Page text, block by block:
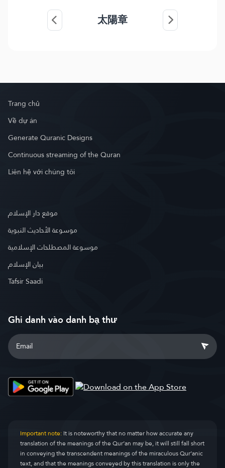
太陽章
Trang chủ
Về dự án
Generate Quranic Designs
Continuous streaming of the Quran
Liên hệ với chúng tôi
موقع دار الإسلام
موسوعة الأحاديث النبوية
موسوعة المصطلحات الإسلامية
بيان الإسلام
Tafsir Saadi
Ghi danh vào danh bạ thư
Important note:It is noteworthy that no matter how accurate any
translation of the meanings of the Qur’an may be, it will still fall short
in conveying the transcendent meanings of the miraculous Qur’anic
text, and that the meanings conveyed by this translation is only the